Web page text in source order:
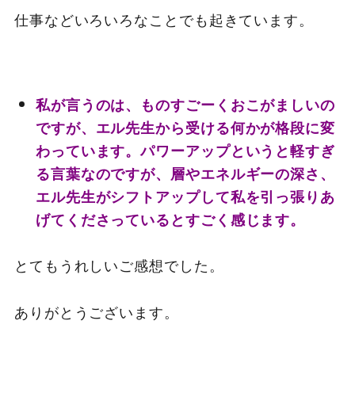
仕事などいろいろなことでも起きています。
私が言うのは、ものすごーくおこがましいの
ですが、エル先生から受ける何かが格段に変
わっています。パワーアップというと軽すぎ
る言葉なのですが、層やエネルギーの深さ、
エル先生がシフトアップして私を引っ張りあ
げてくださっているとすごく感じます。
とてもうれしいご感想でした。
ありがとうございます。